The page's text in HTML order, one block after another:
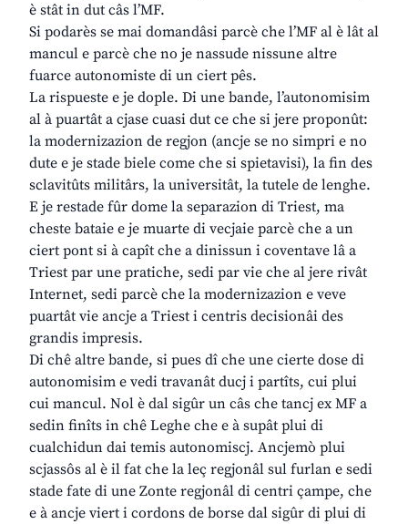
è stât in dut câs l’MF.
Si podarès se mai domandâsi parcè che l’MF al è lât al
mancul e parcè che no je nassude nissune altre
fuarce autonomiste di un ciert pês.
La rispueste e je dople. Di une bande, l’autonomisim
al à puartât a cjase cuasi dut ce che si jere proponût:
la modernizazion de regjon (ancje se no simpri e no
dute e je stade biele come che si spietavisi), la fin des
sclavitûts militârs, la universitât, la tutele de lenghe.
E je restade fûr dome la separazion di Triest, ma
cheste bataie e je muarte di vecjaie parcè che a un
ciert pont si à capît che a dinissun i coventave lâ a
Triest par une pratiche, sedi par vie che al jere rivât
Internet, sedi parcè che la modernizazion e veve
puartât vie ancje a Triest i centris decisionâi des
grandis impresis.
Di chê altre bande, si pues dî che une cierte dose di
autonomisim e vedi travanât ducj i partîts, cui plui
cui mancul. Nol è dal sigûr un câs che tancj ex MF a
sedin finîts in chê Leghe che e à supât plui di
cualchidun dai temis autonomiscj. Ancjemò plui
scjassôs al è il fat che la leç regjonâl sul furlan e sedi
stade fate di une Zonte regjonâl di centri çampe, che
e à ancje viert i cordons de borse dal sigûr di plui di